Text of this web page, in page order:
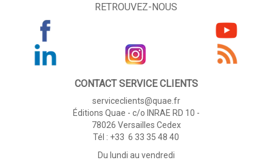
RETROUVEZ-NOUS
CONTACT SERVICE CLIENTS
serviceclients@quae.fr
Éditions Quae - c/o INRAE RD 10 -
78026 Versailles Cedex
Tél : +33 6 33 35 48 40
Du lundi au vendredi